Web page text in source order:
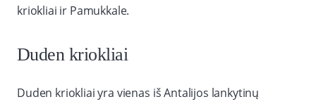
kriokliai ir Pamukkale.
Duden kriokliai
Duden kriokliai yra vienas iš Antalijos lankytinų